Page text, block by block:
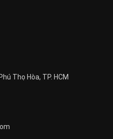
Thọ Hòa, TP. HCM